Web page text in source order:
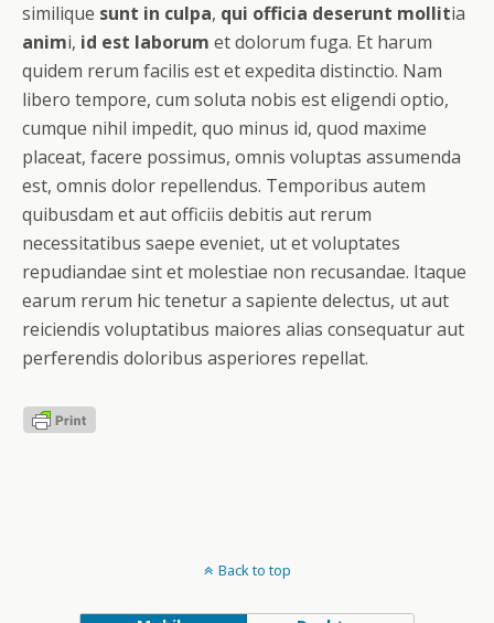
similique sunt in culpa, qui officia deserunt mollitia
animi, id est laborum et dolorum fuga. Et harum
quidem rerum facilis est et expedita distinctio. Nam
libero tempore, cum soluta nobis est eligendi optio,
cumque nihil impedit, quo minus id, quod maxime
placeat, facere possimus, omnis voluptas assumenda
est, omnis dolor repellendus. Temporibus autem
quibusdam et aut officiis debitis aut rerum
necessitatibus saepe eveniet, ut et voluptates
repudiandae sint et molestiae non recusandae. Itaque
earum rerum hic tenetur a sapiente delectus, ut aut
reiciendis voluptatibus maiores alias consequatur aut
perferendis doloribus asperiores repellat.
Back to top